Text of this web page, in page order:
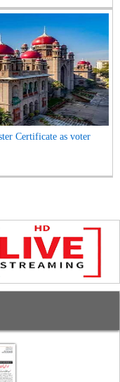
Certificate as voter